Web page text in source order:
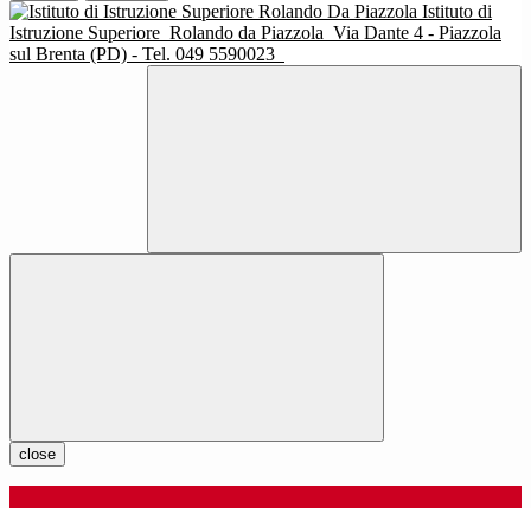
Istituto di
Istruzione Superiore Rolando da Piazzola Via Dante 4 - Piazzola
sul Brenta (PD) - Tel. 049 5590023
close